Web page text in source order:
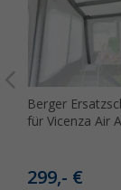
Berger
für Vicenza Air
Umlaufmaß
299,- €